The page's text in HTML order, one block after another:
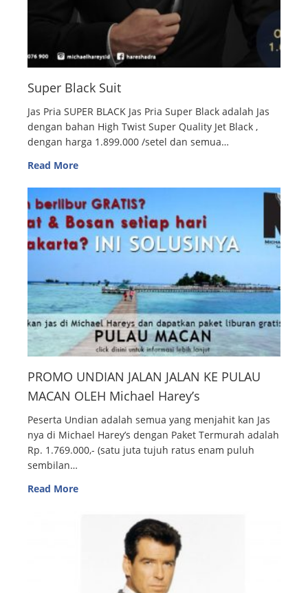
Super Black Suit
Jas Pria SUPER BLACK Jas Pria Super Black adalah Jas
dengan bahan High Twist Super Quality Jet Black ,
dengan harga 1.899.000 /setel dan semua…
Read More
PROMO UNDIAN JALAN JALAN KE PULAU
MACAN OLEH Michael Harey’s
Peserta Undian adalah semua yang menjahit kan Jas
nya di Michael Harey’s dengan Paket Termurah adalah
Rp. 1.769.000,- (satu juta tujuh ratus enam puluh
sembilan…
Read More